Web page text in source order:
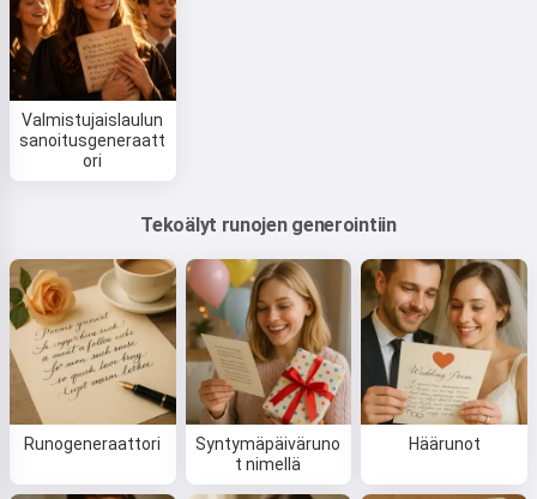
Valmistujaislaulun
sanoitusgeneraatt
ori
Tekoälyt runojen generointiin
Runogeneraattori
Syntymäpäiväruno
t nimellä
Häärunot
Hei 👋
Voin luoda lauluja, kirjoittaa runoja
ja onnitteluja 🥰
Kokeile